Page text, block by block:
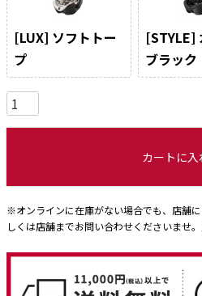
[LUX] ソフトトー
プ
[STYLE]
ブラック
カートに入
※オンラインに在庫がない場合でも、店舗
しくは店舗までお問い合わせくださいませ